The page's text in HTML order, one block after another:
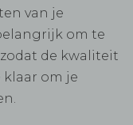
van je
om te
de kwaliteit
klaar om je